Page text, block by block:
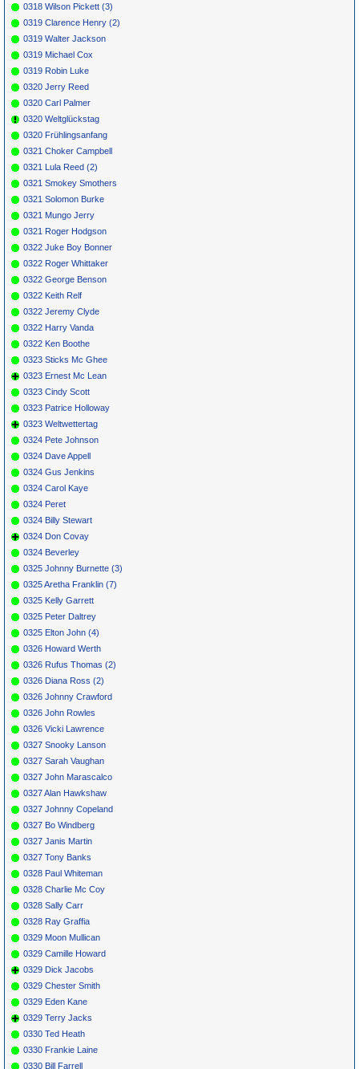
0318 Wilson Pickett (3)
0319 Clarence Henry (2)
0319 Walter Jackson
0319 Michael Cox
0319 Robin Luke
0320 Jerry Reed
0320 Carl Palmer
0320 Weltglückstag
0320 Frühlingsanfang
0321 Choker Campbell
0321 Lula Reed (2)
0321 Smokey Smothers
0321 Solomon Burke
0321 Mungo Jerry
0321 Roger Hodgson
0322 Juke Boy Bonner
0322 Roger Whittaker
0322 George Benson
0322 Keith Relf
0322 Jeremy Clyde
0322 Harry Vanda
0322 Ken Boothe
0323 Sticks Mc Ghee
0323 Ernest Mc Lean
0323 Cindy Scott
0323 Patrice Holloway
0323 Weltwettertag
0324 Pete Johnson
0324 Dave Appell
0324 Gus Jenkins
0324 Carol Kaye
0324 Peret
0324 Billy Stewart
0324 Don Covay
0324 Beverley
0325 Johnny Burnette (3)
0325 Aretha Franklin (7)
0325 Kelly Garrett
0325 Peter Daltrey
0325 Elton John (4)
0326 Howard Werth
0326 Rufus Thomas (2)
0326 Diana Ross (2)
0326 Johnny Crawford
0326 John Rowles
0326 Vicki Lawrence
0327 Snooky Lanson
0327 Sarah Vaughan
0327 John Marascalco
0327 Alan Hawkshaw
0327 Johnny Copeland
0327 Bo Windberg
0327 Janis Martin
0327 Tony Banks
0328 Paul Whiteman
0328 Charlie Mc Coy
0328 Sally Carr
0328 Ray Graffia
0329 Moon Mullican
0329 Camille Howard
0329 Dick Jacobs
0329 Chester Smith
0329 Eden Kane
0329 Terry Jacks
0330 Ted Heath
0330 Frankie Laine
0330 Bill Farrell